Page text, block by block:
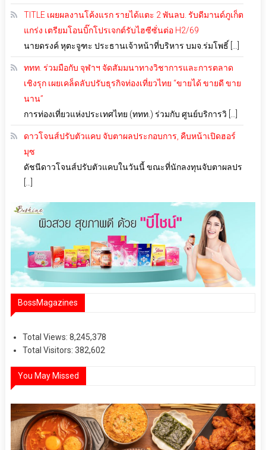
TITLE เผยผลงานโค้งแรก รายได้แตะ 2 พันลบ. รับดีมานด์ภูเก็ต
แกร่ง เตรียมโอนบิ๊กโปรเจกต์รับไฮซีซั่นต่อ H2/69
นายดรงค์ หุตะจูฑะ ประธานเจ้าหน้าที่บริหาร บมจ.ร่มโพธิ์ […]
ททท. ร่วมมือกับ จุฬาฯ จัดสัมมนาทางวิชาการและการตลาด
เชิงรุก เผยเคล็ดลับปรับธุรกิจท่องเที่ยวไทย “ขายได้ ขายดี ขาย
นาน”
การท่องเที่ยวแห่งประเทศไทย (ททท.) ร่วมกับ ศูนย์บริการวิ […]
ดาวโจนส์ปรับตัวแคบ จับตาผลประกอบการ, คืบหน้าเปิดฮอร์
มุซ
ดัชนีดาวโจนส์ปรับตัวแคบในวันนี้ ขณะที่นักลงทุนจับตาผลปร
BossMagazines
Total Views: 8,245,378
Total Visitors: 382,602
You May Missed